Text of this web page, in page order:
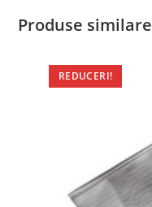
Produse similare
REDUCERI!